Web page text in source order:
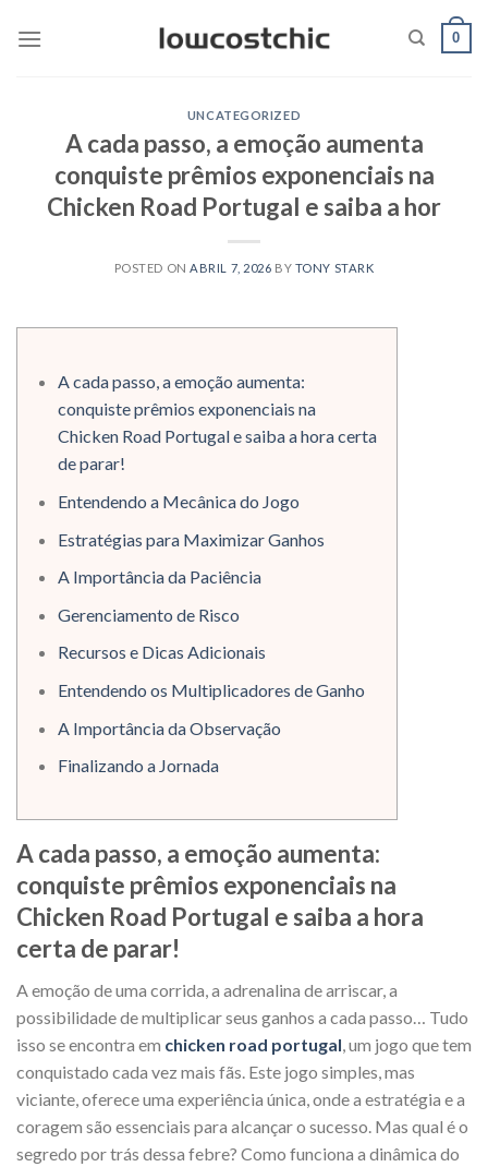
0
UNCATEGORIZED
A cada passo, a emoção aumenta
conquiste prêmios exponenciais na
Chicken Road Portugal e saiba a hor
POSTED ON ABRIL 7, 2026 BY TONY STARK
A cada passo, a emoção aumenta:
conquiste prêmios exponenciais na
Chicken Road Portugal e saiba a hora certa
de parar!
Entendendo a Mecânica do Jogo
Estratégias para Maximizar Ganhos
A Importância da Paciência
Gerenciamento de Risco
Recursos e Dicas Adicionais
Entendendo os Multiplicadores de Ganho
A Importância da Observação
Finalizando a Jornada
A cada passo, a emoção aumenta:
conquiste prêmios exponenciais na
Chicken Road Portugal e saiba a hora
certa de parar!
A emoção de uma corrida, a adrenalina de arriscar, a
possibilidade de multiplicar seus ganhos a cada passo… Tudo
isso se encontra em chicken road portugal , um jogo que tem
conquistado cada vez mais fãs. Este jogo simples, mas
viciante, oferece uma experiência única, onde a estratégia e a
coragem são essenciais para alcançar o sucesso. Mas qual é o
segredo por trás dessa febre? Como funciona a dinâmica do